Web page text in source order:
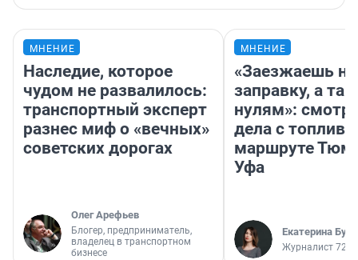
МНЕНИЕ
Наследие, которое
чудом не развалилось:
транспортный эксперт
разнес миф о «вечных»
советских дорогах
Олег Арефьев
Блогер, предприниматель,
владелец в транспортном
бизнесе
МНЕНИЕ
«Заезжаешь на
заправку, а
нулям»:
дела с
маршруте
Уфа
Екатерина
Журналист